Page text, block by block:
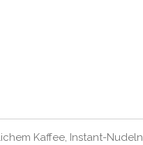
Kaffee, Instant-Nudeln